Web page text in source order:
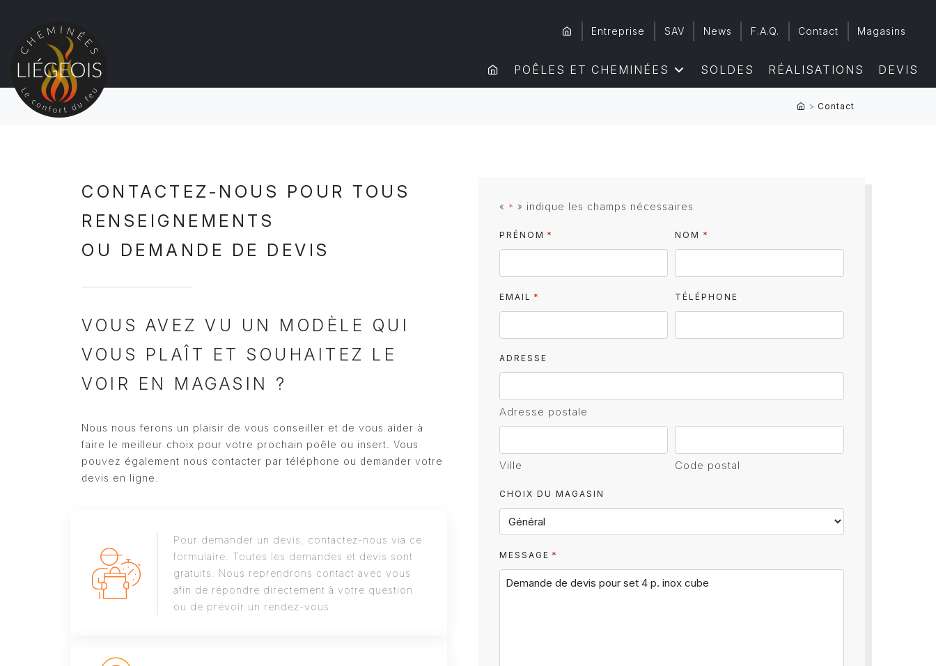
Entreprise SAV News F.A.Q. Contact Magasins
POÊLES ET CHEMINÉES SOLDES RÉALISATIONS DEVIS
> Contact
CONTACTEZ-NOUS POUR TOUS
RENSEIGNEMENTS
OU DEMANDE DE DEVIS
VOUS AVEZ VU UN MODÈLE QUI
VOUS PLAÎT ET SOUHAITEZ LE
VOIR EN MAGASIN ?
Nous nous ferons un plaisir de vous conseiller et de vous aider à
faire le meilleur choix pour votre prochain poêle ou insert. Vous
pouvez également nous contacter par téléphone ou demander votre
devis en ligne.
Pour demander un devis, contactez-nous via ce
formulaire. Toutes les demandes et devis sont
gratuits. Nous reprendrons contact avec vous
afin de répondre directement à votre question
ou de prévoir un rendez-vous.
« * » indique les champs nécessaires
PRÉNOM * NOM *
EMAIL * TÉLÉPHONE
ADRESSE
Adresse postale
Ville Code postal
CHOIX DU MAGASIN
MESSAGE *